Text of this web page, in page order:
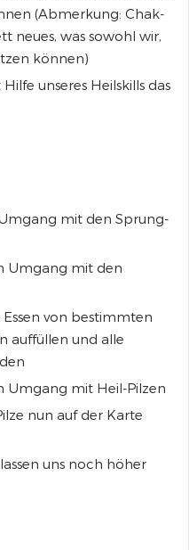
(Abmerkung: Chak-
neues, was sowohl wir,
können)
unseres Heilskills das
mit den Sprung-
Umgang mit den
Essen von bestimmten
auffüllen und alle
Umgang mit Heil-Pilzen
nun auf der Karte
uns noch höher